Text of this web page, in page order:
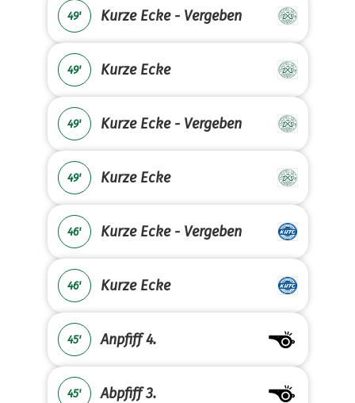
49' Kurze Ecke - Vergeben
49' Kurze Ecke
49' Kurze Ecke - Vergeben
49' Kurze Ecke
46' Kurze Ecke - Vergeben
46' Kurze Ecke
45' Anpfiff 4.
45' Abpfiff 3.